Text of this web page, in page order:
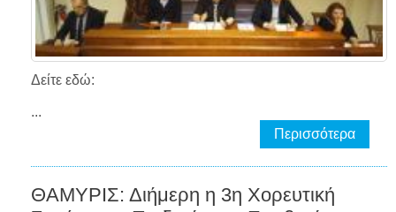
Δείτε εδώ:
...
Περισσότερα
ΘΑΜΥΡΙΣ: Διήμερη η 3η Χορευτική